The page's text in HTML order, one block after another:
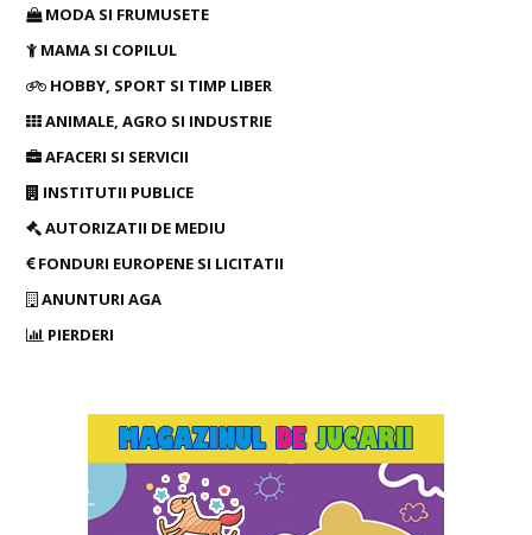
MODA SI FRUMUSETE
MAMA SI COPILUL
HOBBY, SPORT SI TIMP LIBER
ANIMALE, AGRO SI INDUSTRIE
AFACERI SI SERVICII
INSTITUTII PUBLICE
AUTORIZATII DE MEDIU
FONDURI EUROPENE SI LICITATII
ANUNTURI AGA
PIERDERI